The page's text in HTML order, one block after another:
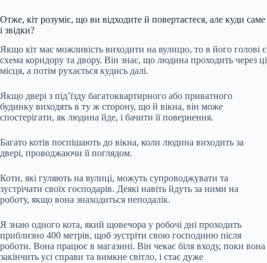
Отже, кіт розуміє, що ви відходите й повертаєтеся, але куди саме
і звідки?
Якщо кіт має можливість виходити на вулицю, то в його голові є
схема коридору та двору. Він знає, що людина проходить через ці
місця, а потім рухається кудись далі.
Якщо двері з під’їзду багатоквартирного або приватного
будинку виходять в ту ж сторону, що й вікна, він може
спостерігати, як людина йде, і бачити її повернення.
Багато котів поспішають до вікна, коли людина виходить за
двері, проводжаючи її поглядом.
Коти, які гуляють на вулиці, можуть супроводжувати та
зустрічати своїх господарів. Деякі навіть йдуть за ними на
роботу, якщо вона знаходиться неподалік.
Я знаю одного кота, який щовечора у робочі дні проходить
приблизно 400 метрів, щоб зустріти свою господиню після
роботи. Вона працює в магазині. Він чекає біля входу, поки вона
закінчить усі справи та вимкне світло, і стає дуже